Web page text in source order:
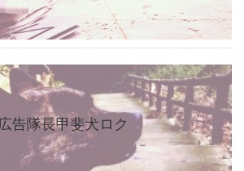
広告隊長甲斐犬ロク